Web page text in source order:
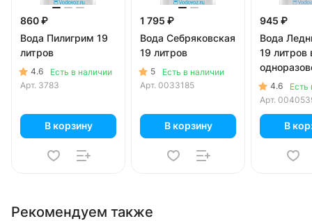
860 ₽
Вода Пилигрим 19
литров
4.6
Есть в наличии
Арт. 3783
В корзину
1 795 ₽
Вода Себряковская
19 литров
5
Есть в наличии
Арт. 0033185
В корзину
945 ₽
Вода
19 литров
4.6
Есть
Арт.
В
Рекомендуем также